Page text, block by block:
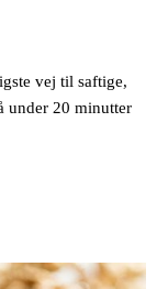
vej til saftige,
under 20 minutter